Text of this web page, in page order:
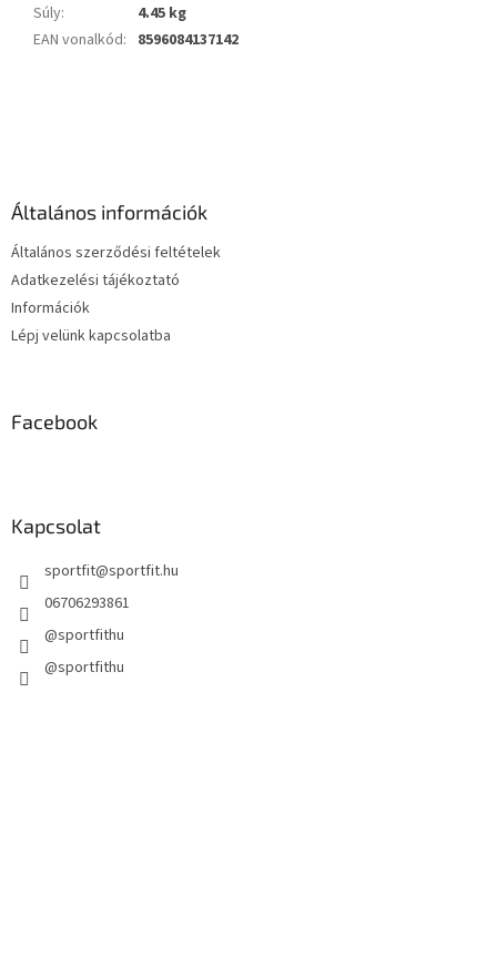
Súly:
4.45 kg
EAN vonalkód: 8596084137142
Általános információk
Általános szerződési feltételek
Adatkezelési tájékoztató
Információk
Lépj velünk kapcsolatba
Facebook
Kapcsolat
sportfit@sportfit.hu
06706293861
@sportfithu
@sportfithu